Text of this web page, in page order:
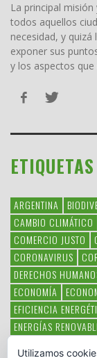
La principal
todos aquellos
necesidad, y
exponer sus
y los aspectos
ETIQUETAS
ARGENTINA
CAMBIO CLIMÁTICO
COMERCIO JUSTO
CORONAVIRUS
DERECHOS
ECONOMÍA
EFICIENCIA
ENERGÍAS
Utilizamos